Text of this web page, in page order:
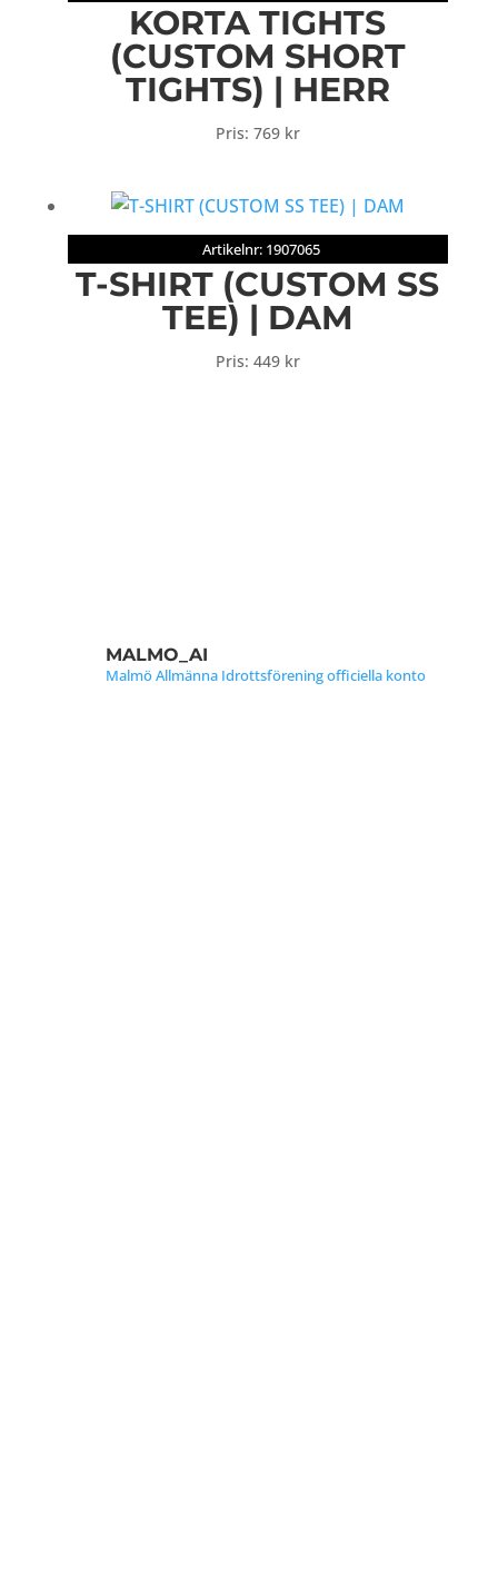
KORTA TIGHTS
(CUSTOM SHORT
TIGHTS) | HERR
Pris: 769 kr
Artikelnr: 1907065
T-SHIRT (CUSTOM SS
TEE) | DAM
Pris: 449 kr
MALMO_AI
Malmö Allmänna Idrottsförening officiella konto